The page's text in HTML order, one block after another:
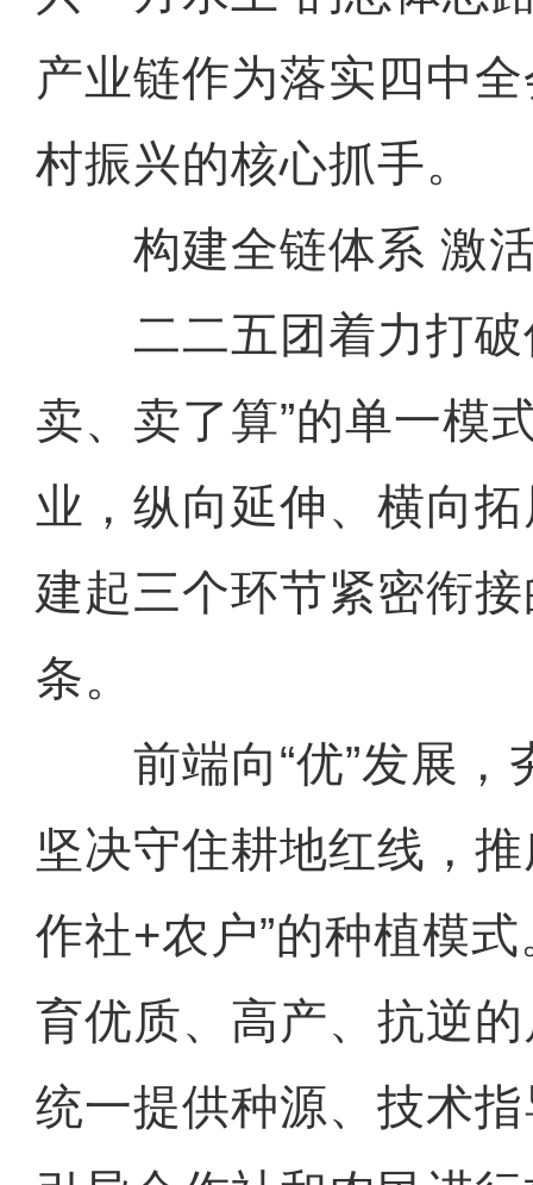
产业链作为落实四中
村振兴的核心抓手。
构建全链体系 激活
二二五团着力打破
卖、卖了算”的单一模
业，纵向延伸、横向
建起三个环节紧密衔
条。
前端向“优”发展，
坚决守住耕地红线，
作社+农户”的种植模
育优质、高产、抗逆
统一提供种源、技术